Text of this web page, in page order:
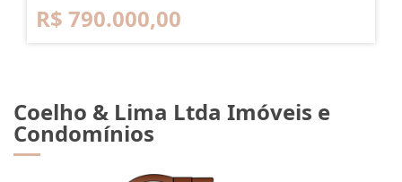
R$ 790.000,00
Coelho & Lima Ltda Imóveis e
Condomínios